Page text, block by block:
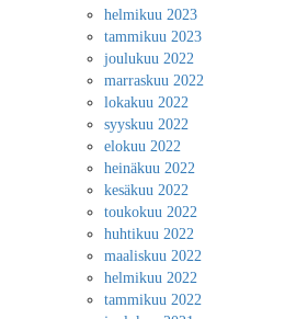
helmikuu 2023
tammikuu 2023
joulukuu 2022
marraskuu 2022
lokakuu 2022
syyskuu 2022
elokuu 2022
heinäkuu 2022
kesäkuu 2022
toukokuu 2022
huhtikuu 2022
maaliskuu 2022
helmikuu 2022
tammikuu 2022